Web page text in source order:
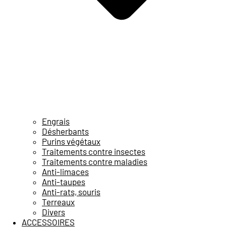
Engrais
Désherbants
Purins végétaux
Traitements contre insectes
Traitements contre maladies
Anti-limaces
Anti-taupes
Anti-rats, souris
Terreaux
Divers
ACCESSOIRES